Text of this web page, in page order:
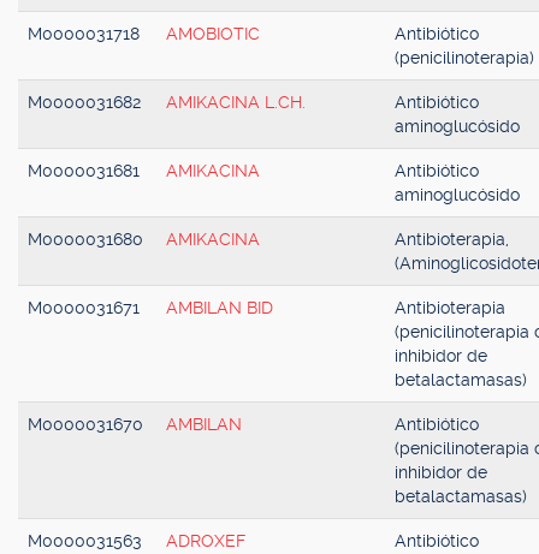
M0000031718 AMOBIOTIC
Antibiótico
(penicilinoterapia)
M0000031682 AMIKACINA L.CH.
Antibiótico
aminoglucósido
M0000031681 AMIKACINA
Antibiótico
aminoglucósido
M0000031680 AMIKACINA
Antibioterapia,
M0000031671 AMBILAN BID
Antibioterapia
(penicilinoterapia
inhibidor de
betalactamasas)
M0000031670 AMBILAN
Antibiótico
(penicilinoterapia
inhibidor de
betalactamasas)
M0000031563 ADROXEF
Antibiótico